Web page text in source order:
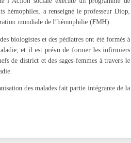
hémophiles, a renseigné le professeur Diop,
mondiale de l’hémophilie (FMH).
biologistes et des pédiatres ont été formés à
et il est prévu de former les infirmiers
de district et des sages-femmes à travers le
des malades fait partie intégrante de la